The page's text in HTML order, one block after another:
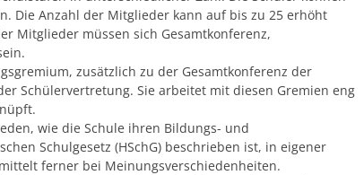
Die Anzahl der Mitglieder kann auf bis zu 25 erhöht
Mitglieder müssen sich Gesamtkonferenz,
zusätzlich zu der Gesamtkonferenz der
Schülervertretung. Sie arbeitet mit diesen Gremien eng
wie die Schule ihren Bildungs- und
Schulgesetz (HSchG) beschrieben ist, in eigener
ferner bei Meinungsverschiedenheiten.